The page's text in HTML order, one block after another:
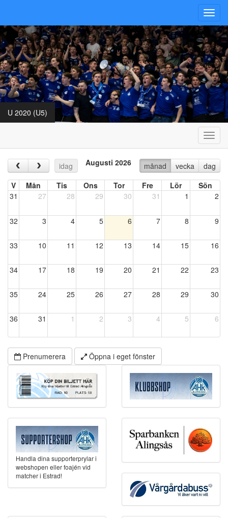
U 2020 (U5)
‹ › idag Augusti 2026 månad vecka
dag
V
Mån Tis Ons Tor Fre Lör
Sön
31
27 28 29 30 31 1 2
32 3 4 5 6 7 8 9
33 10 11 12 13 14 15 16
34 17 18 19 20 21 22 23
35 24 25 26 27 28 29 30
36 31 1 2 3 4 5 6
Prenumerera Öppna i eget fönster
Handla dina supporterprylar i
webshopen eller foajén vid
matcher i Estrad!